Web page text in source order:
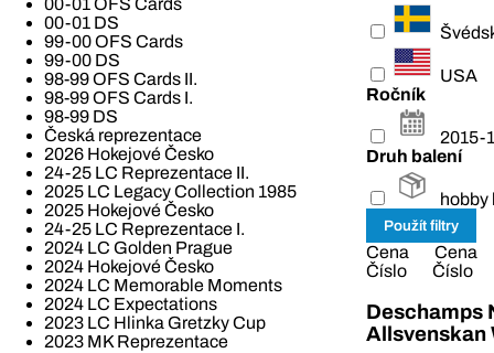
00-01 OFS Cards
00-01 DS
99-00 OFS Cards
99-00 DS
98-99 OFS Cards II.
98-99 OFS Cards I.
98-99 DS
Česká reprezentace
2026 Hokejové Česko
24-25 LC Reprezentace II.
2025 LC Legacy Collection 1985
2025 Hokejové Česko
24-25 LC Reprezentace I.
2024 LC Golden Prague
2024 Hokejové Česko
2024 LC Memorable Moments
2024 LC Expectations
2023 LC Hlinka Gretzky Cup
2023 MK Reprezentace
USA
Ročník
2015-
Druh balení
hobby
Cena
Cena
Číslo
Číslo
Deschamps
Allsvenskan